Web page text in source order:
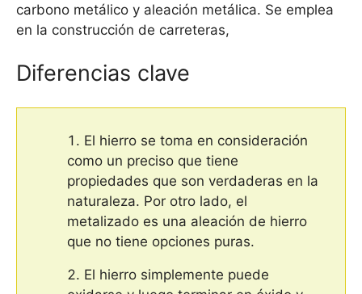
carbono metálico y aleación metálica. Se emplea
en la construcción de carreteras,
Diferencias clave
El hierro se toma en consideración
como un preciso que tiene
propiedades que son verdaderas en la
naturaleza. Por otro lado, el
metalizado es una aleación de hierro
que no tiene opciones puras.
El hierro simplemente puede